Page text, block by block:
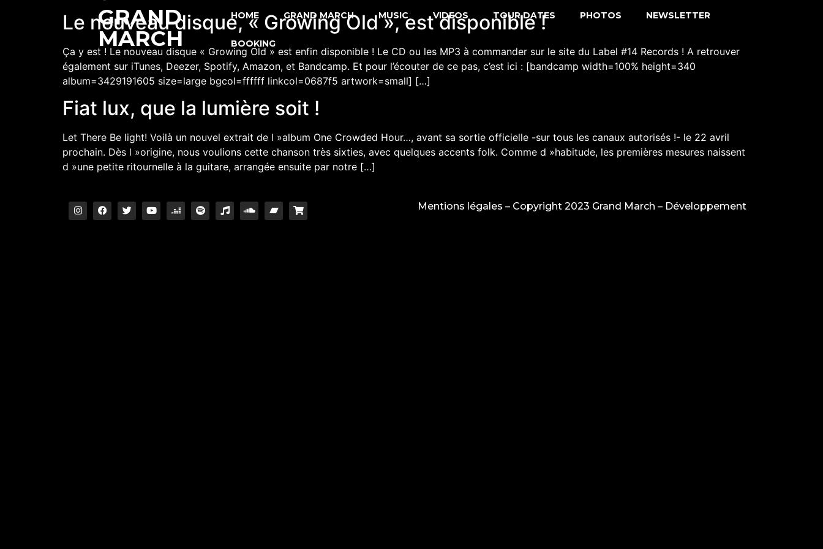
GRAND
MARCH
HOME GRAND MARCH MUSIC VIDEOS TOUR DATES PHOTOS NEWSLETTER
BOOKING
Le nouveau disque, « Growing Old », est disponible !
Ça y est ! Le nouveau disque « Growing Old » est enfin disponible ! Le CD ou les MP3 à commander sur le site du Label #14 Records ! A retrouver
également sur iTunes, Deezer, Spotify, Amazon, et Bandcamp. Et pour l’écouter de ce pas, c’est ici : [bandcamp width=100% height=340
album=3429191605 size=large bgcol=ffffff linkcol=0687f5 artwork=small] […]
Fiat lux, que la lumière soit !
Let There Be light! Voilà un nouvel extrait de l »album One Crowded Hour…, avant sa sortie officielle -sur tous les canaux autorisés !- le 22 avril
prochain. Dès l »origine, nous voulions cette chanson très sixties, avec quelques accents folk. Comme d »habitude, les premières mesures naissent
d »une petite ritournelle à la guitare, arrangée ensuite par notre […]
Mentions légales – Copyright 2023 Grand March – Développement